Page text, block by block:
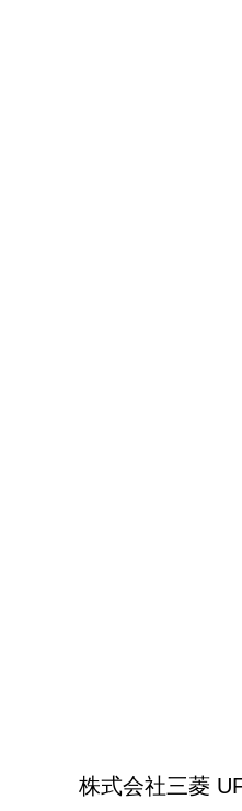
株式会社三菱